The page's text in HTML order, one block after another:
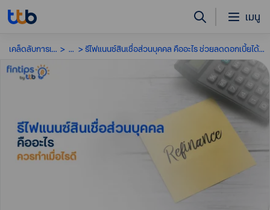
เมนู
เคล็ดลับการเงิน ... รีไฟแนนซ์สินเชื่อส่วนบุคคล คืออะไร ช่วยลดดอกเบี้ยได้จริงไหม